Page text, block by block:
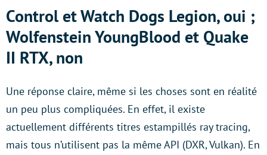
Control et Watch Dogs Legion, oui ;
Wolfenstein YoungBlood et Quake
II RTX, non
Une réponse claire, même si les choses sont en réalité
un peu plus compliquées. En effet, il existe
actuellement différents titres estampillés ray tracing,
mais tous n’utilisent pas la même API (DXR, Vulkan). En